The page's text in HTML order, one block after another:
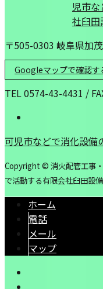
〒505-0303 岐阜県加
Googleマップで確認す
TEL 0574-43-4431 /
可児市などで消化設備
Copyright © 消火配管工事
で活動する有限会社臼田設
ホーム
電話
メール
マップ